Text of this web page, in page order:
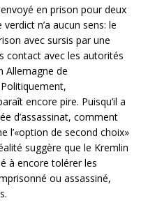
en prison pour deux
n’a aucun sens: le
avec sursis par une
contact avec les autorités
Allemagne de
encore pire. Puisqu’il a
d’assassinat, comment
l’«option de second choix»
suggère que le Kremlin
à encore tolérer les
ou assassiné,